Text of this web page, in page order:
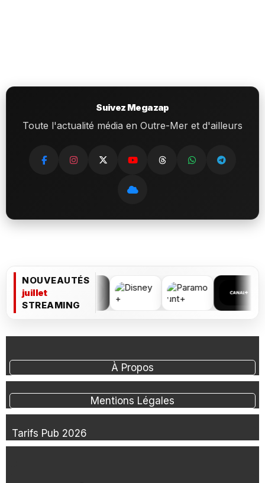
Suivez Megazap
Toute l'actualité média en Outre-Mer et d'ailleurs
NOUVEAUTÉS
juillet
STREAMING
À Propos
Mentions Légales
Tarifs Pub 2026